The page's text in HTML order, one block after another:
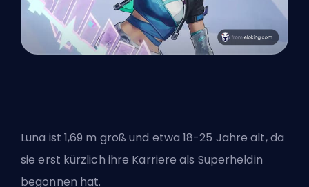
Luna ist 1,69 m groß und etwa 18-25 Jahre alt, da
sie erst kürzlich ihre Karriere als Superheldin
begonnen hat.